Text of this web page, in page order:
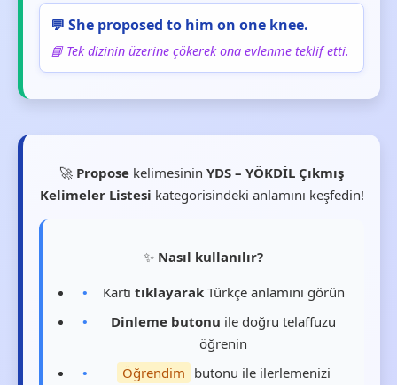
💬 She proposed to him on one knee.
📘 Tek dizinin üzerine çökerek ona evlenme teklif etti.
🚀 Propose kelimesininYDS – YÖKDİL Çıkmış
Kelimeler Listesi kategorisindeki anlamını keşfedin!
✨ Nasıl kullanılır?
Kartı tıklayarakTürkçe anlamını görün
Dinleme butonu ile doğru telaffuzu
öğrenin
Öğrendim butonu ile ilerlemenizi